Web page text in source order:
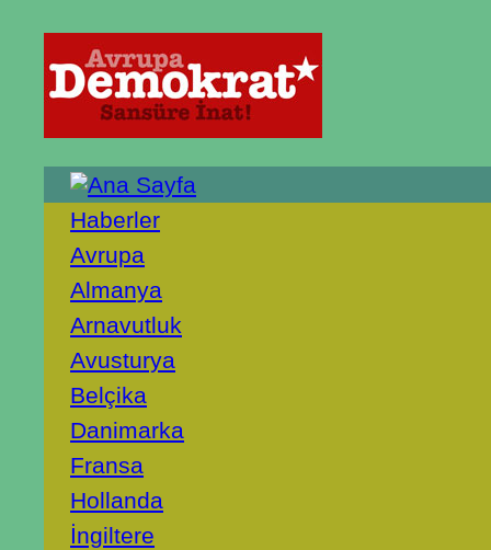
Haberler
Avrupa
Almanya
Arnavutluk
Avusturya
Belçika
Danimarka
Fransa
Hollanda
İngiltere